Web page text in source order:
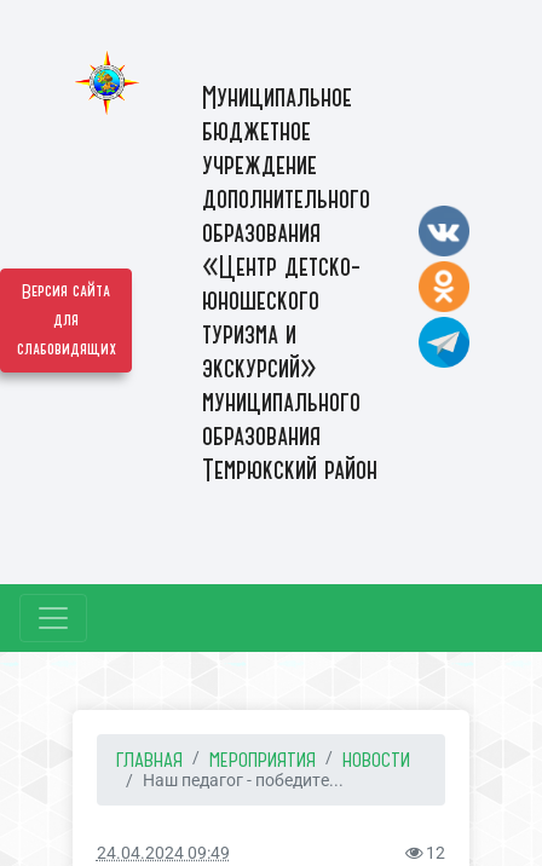
Версия сайта
для
слабовидящих
Муниципальное
бюджетное
учреждение
дополнительного
образования
«Центр детско-
юношеского
туризма и
экскурсий»
муниципального
образования
Темрюкский район
ГЛАВНАЯ МЕРОПРИЯТИЯ НОВОСТИ
Наш педагог - победите...
24.04.2024 09:49 12